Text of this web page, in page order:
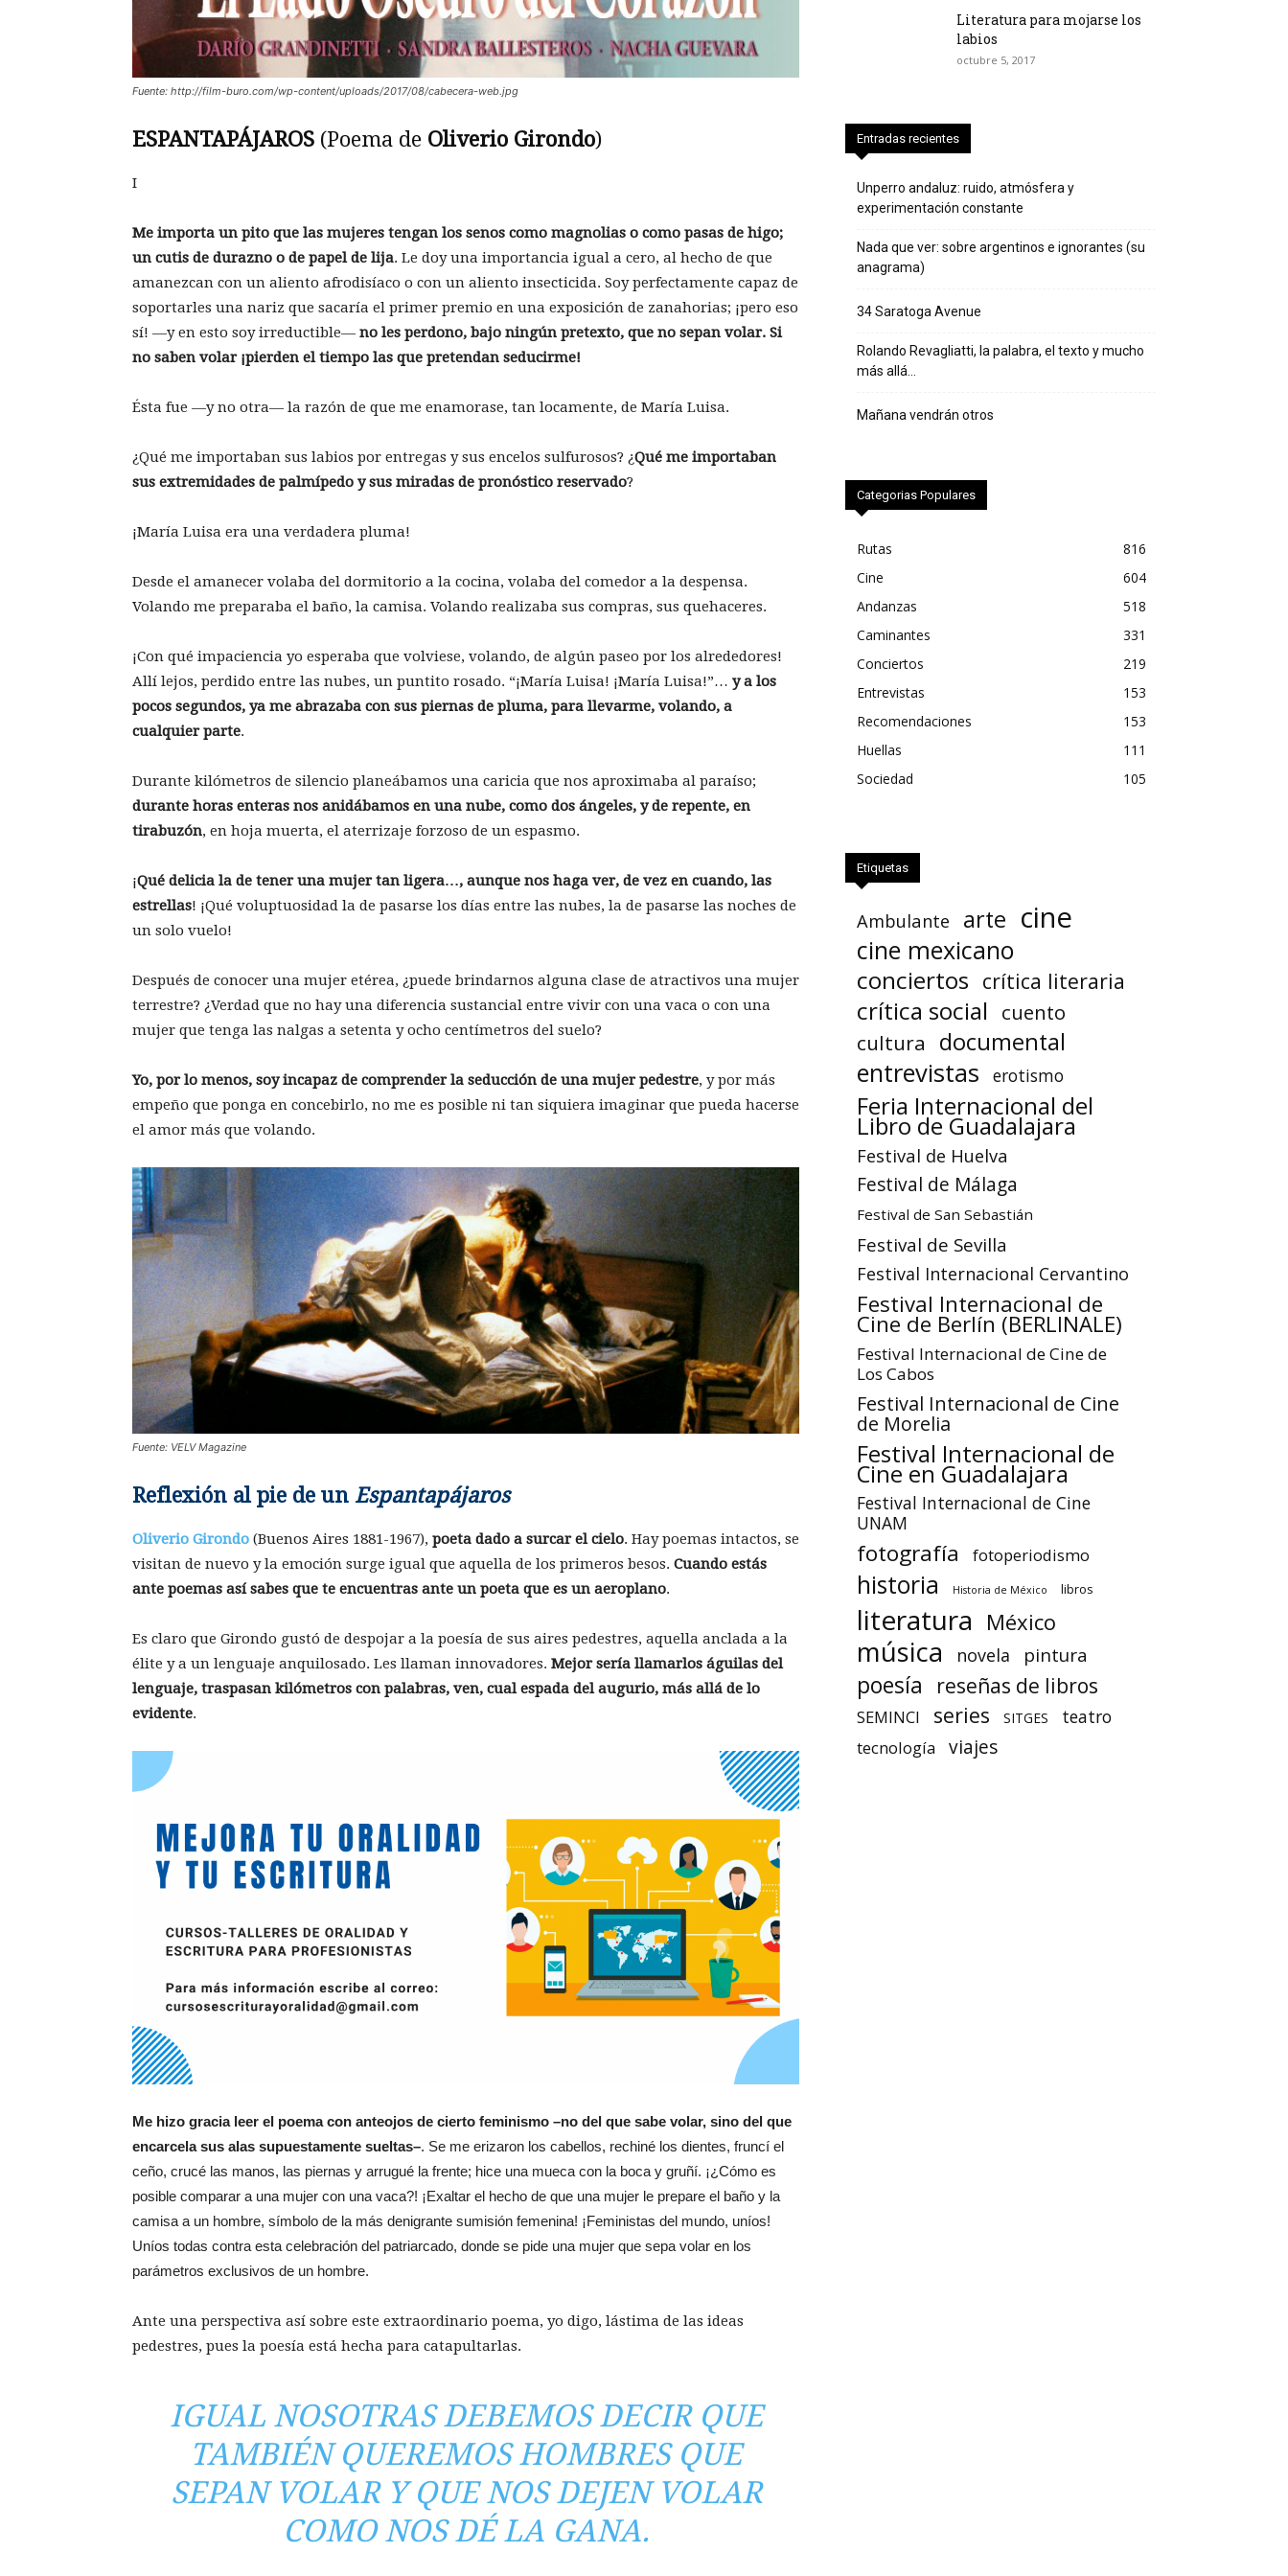
Fuente: http://film-buro.com/wp-content/uploads/2017/08/cabecera-web.jpg
ESPANTAPÁJAROS (Poema de Oliverio Girondo)
I
Me importa un pito que las mujeres tengan los senos como magnolias o como pasas de higo;
un cutis de durazno o de papel de lija. Le doy una importancia igual a cero, al hecho de que
amanezcan con un aliento afrodisíaco o con un aliento insecticida. Soy perfectamente capaz de
soportarles una nariz que sacaría el primer premio en una exposición de zanahorias; ¡pero eso
sí! —y en esto soy irreductible— no les perdono, bajo ningún pretexto, que no sepan volar. Si
no saben volar ¡pierden el tiempo las que pretendan seducirme!
Ésta fue —y no otra— la razón de que me enamorase, tan locamente, de María Luisa.
¿Qué me importaban sus labios por entregas y sus encelos sulfurosos? ¿Qué me importaban
sus extremidades de palmípedo y sus miradas de pronóstico reservado?
¡María Luisa era una verdadera pluma!
Desde el amanecer volaba del dormitorio a la cocina, volaba del comedor a la despensa.
Volando me preparaba el baño, la camisa. Volando realizaba sus compras, sus quehaceres.
¡Con qué impaciencia yo esperaba que volviese, volando, de algún paseo por los alrededores!
Allí lejos, perdido entre las nubes, un puntito rosado. “¡María Luisa! ¡María Luisa!”… y a los
pocos segundos, ya me abrazaba con sus piernas de pluma, para llevarme, volando, a
cualquier parte.
Durante kilómetros de silencio planeábamos una caricia que nos aproximaba al paraíso;
durante horas enteras nos anidábamos en una nube, como dos ángeles, y de repente, en
tirabuzón, en hoja muerta, el aterrizaje forzoso de un espasmo.
¡Qué delicia la de tener una mujer tan ligera…, aunque nos haga ver, de vez en cuando, las
estrellas! ¡Qué voluptuosidad la de pasarse los días entre las nubes, la de pasarse las noches de
un solo vuelo!
Después de conocer una mujer etérea, ¿puede brindarnos alguna clase de atractivos una mujer
terrestre? ¿Verdad que no hay una diferencia sustancial entre vivir con una vaca o con una
mujer que tenga las nalgas a setenta y ocho centímetros del suelo?
Yo, por lo menos, soy incapaz de comprender la seducción de una mujer pedestre, y por más
empeño que ponga en concebirlo, no me es posible ni tan siquiera imaginar que pueda hacerse
el amor más que volando.
Fuente: VELV Magazine
Reflexión al pie de un Espantapájaros
Oliverio Girondo (Buenos Aires 1881-1967), poeta dado a surcar el cielo. Hay poemas intactos, se
visitan de nuevo y la emoción surge igual que aquella de los primeros besos. Cuando estás
ante poemas así sabes que te encuentras ante un poeta que es un aeroplano.
Es claro que Girondo gustó de despojar a la poesía de sus aires pedestres, aquella anclada a la
élite y a un lenguaje anquilosado. Les llaman innovadores. Mejor sería llamarlos águilas del
lenguaje, traspasan kilómetros con palabras, ven, cual espada del augurio, más allá de lo
evidente.
Me hizo gracia leer el poema con anteojos de cierto feminismo –no del que sabe volar, sino del que
encarcela sus alas supuestamente sueltas–. Se me erizaron los cabellos, rechiné los dientes, fruncí el
ceño, crucé las manos, las piernas y arrugué la frente; hice una mueca con la boca y gruñí. ¡¿Cómo es
posible comparar a una mujer con una vaca?! ¡Exaltar el hecho de que una mujer le prepare el baño y la
camisa a un hombre, símbolo de la más denigrante sumisión femenina! ¡Feministas del mundo, uníos!
Uníos todas contra esta celebración del patriarcado, donde se pide una mujer que sepa volar en los
parámetros exclusivos de un hombre.
Ante una perspectiva así sobre este extraordinario poema, yo digo, lástima de las ideas
pedestres, pues la poesía está hecha para catapultarlas.
IGUAL NOSOTRAS DEBEMOS DECIR QUE
TAMBIÉN QUEREMOS HOMBRES QUE
SEPAN VOLAR Y QUE NOS DEJEN VOLAR
COMO NOS DÉ LA GANA.
Literatura para mojarse los
labios
octubre 5, 2017
Entradas recientes
Unperro andaluz: ruido, atmósfera y
experimentación constante
Nada que ver: sobre argentinos e ignorantes (su
anagrama)
34 Saratoga Avenue
Rolando Revagliatti, la palabra, el texto y mucho
más allá…
Mañana vendrán otros
Categorias Populares
Rutas
816
Cine
604
Andanzas
518
Caminantes
331
Conciertos
219
Entrevistas
153
Recomendaciones
153
Huellas
111
Sociedad
105
Etiquetas
Ambulante arte cine
cine mexicano
conciertos crítica literaria
crítica social
cuento
cultura
documental
entrevistas erotismo
Feria Internacional del
Libro de Guadalajara
Festival de Huelva
Festival de Málaga
Festival de San Sebastián
Festival de Sevilla
Festival Internacional Cervantino
Festival Internacional de
Cine de Berlín (BERLINALE)
Festival Internacional de Cine de
Los Cabos
Festival Internacional de Cine
de Morelia
Festival Internacional de
Cine en Guadalajara
Festival Internacional de Cine
UNAM
fotografía fotoperiodismo
historia Historia de México libros
literatura México
música novela pintura
poesía reseñas de libros
SEMINCI series SITGES teatro
tecnología viajes